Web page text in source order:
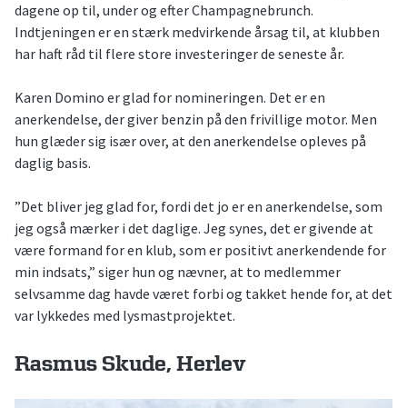
dagene op til, under og efter Champagnebrunch.
Indtjeningen er en stærk medvirkende årsag til, at klubben
har haft råd til flere store investeringer de seneste år.
Karen Domino er glad for nomineringen. Det er en
anerkendelse, der giver benzin på den frivillige motor. Men
hun glæder sig især over, at den anerkendelse opleves på
daglig basis.
”Det bliver jeg glad for, fordi det jo er en anerkendelse, som
jeg også mærker i det daglige. Jeg synes, det er givende at
være formand for en klub, som er positivt anerkendende for
min indsats,” siger hun og nævner, at to medlemmer
selvsamme dag havde været forbi og takket hende for, at det
var lykkedes med lysmastprojektet.
Rasmus Skude, Herlev